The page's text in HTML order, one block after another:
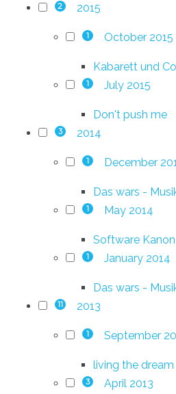
2 2015
1 October 2015
Kabarett und
1 July 2015
Don't push me
3 2014
1 December
Das wars -
1 May 2014
Software Kanon
1 January 2014
Das wars -
11 2013
1 September
living the dream
3 April 2013